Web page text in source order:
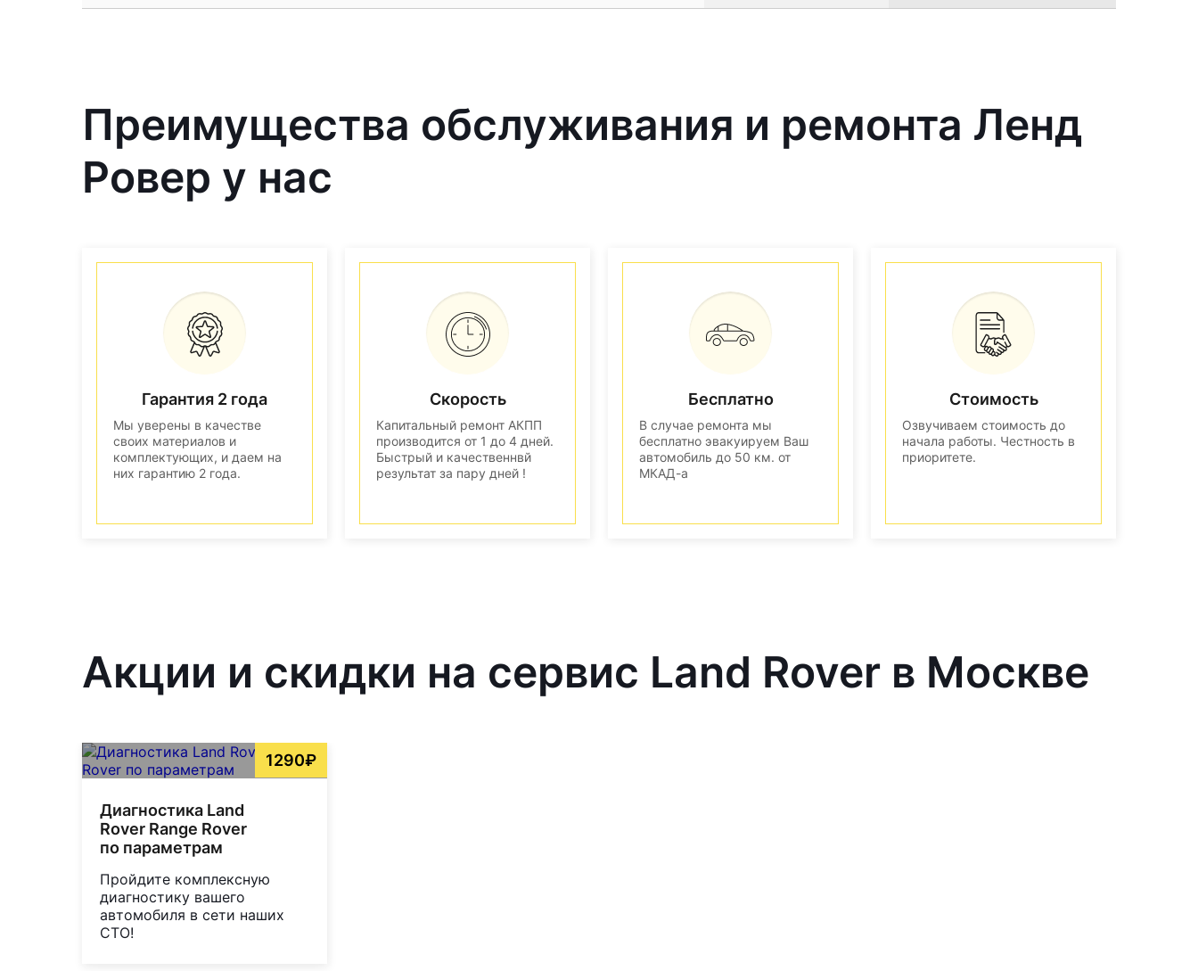
Преимущества обслуживания и ремонта Ленд
Ровер у нас
Гарантия 2 года
Мы уверены в качестве
своих материалов и
комплектующих, и даем на
них гарантию 2 года.
Скорость
Капитальный ремонт АКПП
производится от 1 до 4 дней.
Быстрый и качественнвй
результат за пару дней !
Бесплатно
В случае ремонта мы
бесплатно эвакуируем Ваш
автомобиль до 50 км. от
МКАД-а
Стоимость
Озвучиваем стоимость до
начала работы. Честность в
приоритете.
Акции и скидки на сервис Land Rover в Москве
1290₽
Диагностика Land
Rover Range Rover
по параметрам
Пройдите комплексную
диагностику вашего
автомобиля в сети наших
СТО!